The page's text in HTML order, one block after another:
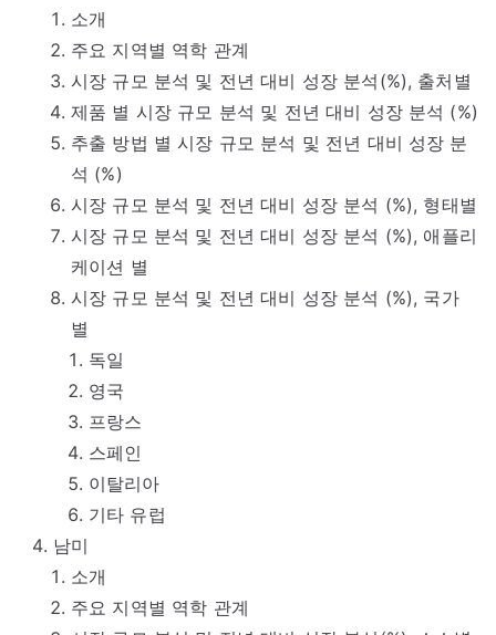
소개
주요 지역별 역학 관계
시장 규모 분석 및 전년 대비 성장 분석(%), 출처별
제품 별 시장 규모 분석 및 전년 대비 성장 분석 (%)
추출 방법 별 시장 규모 분석 및 전년 대비 성장 분
석 (%)
시장 규모 분석 및 전년 대비 성장 분석 (%), 형태별
시장 규모 분석 및 전년 대비 성장 분석 (%), 애플리
케이션 별
시장 규모 분석 및 전년 대비 성장 분석 (%), 국가
별
독일
영국
프랑스
스페인
이탈리아
기타 유럽
남미
소개
주요 지역별 역학 관계